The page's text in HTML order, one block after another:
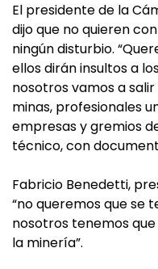
El presidente de la
dijo que no quieren
ningún disturbio.
ellos dirán insultos a
nosotros vamos a
minas, profesionales
empresas y gremios
técnico, con
Fabricio Benedetti,
“no queremos que se
nosotros tenemos
la minería”.